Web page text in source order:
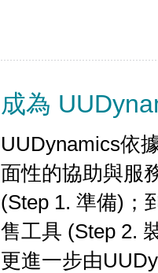
成為
UUDynamics依
面性的協助與服
(Step 1. 準備)；
售工具 (Step 2.
更進一步由